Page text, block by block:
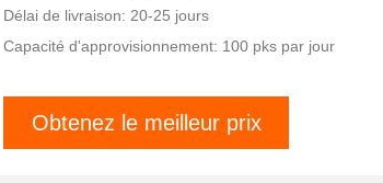
Délai de livraison: 20-25 jours
Capacité d'approvisionnement: 100 pks par jour
Obtenez le meilleur prix